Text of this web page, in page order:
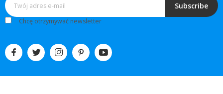
Subscribe
Chcę otrzymywać newsletter